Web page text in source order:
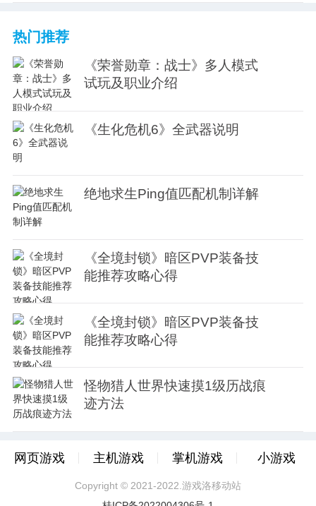
热门推荐
《荣誉勋章：战士》多人模式
试玩及职业介绍
《生化危机6》全武器说明
绝地求生Ping值匹配机制详解
《全境封锁》暗区PVP装备技
能推荐攻略心得
《全境封锁》暗区PVP装备技
能推荐攻略心得
怪物猎人世界快速摸1级历战痕
迹方法
网页游戏 主机游戏 掌机游戏 小游戏
Copyright © 2021-2022.游戏洛移动站